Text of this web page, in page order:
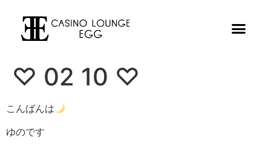
♡ 02 10 ♡
こんばんは
ゆのです